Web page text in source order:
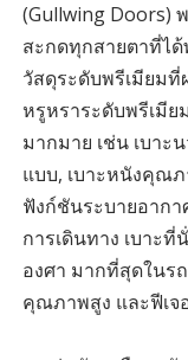
(Gullwing Doors)
สะกดทุกสายตาที่ไ
วัสดุระดับพรีเมียม
หรูหราระดับพรีเมี
มากมาย เช่น เบาะ
แบบ, เบาะหนังคุณ
ฟังก์ชันระบายอาก
การเดินทาง เบาะ
องศา มากที่สุดในรถ
คุณภาพสูง และฟีเจ